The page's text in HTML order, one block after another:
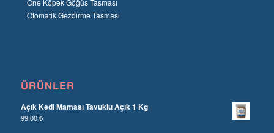
One Köpek Göğüs Tasması
Otomatik Gezdirme Tasması
ÜRÜNLER
Açık Kedi Maması Tavuklu Açık 1 Kg
99,00₺